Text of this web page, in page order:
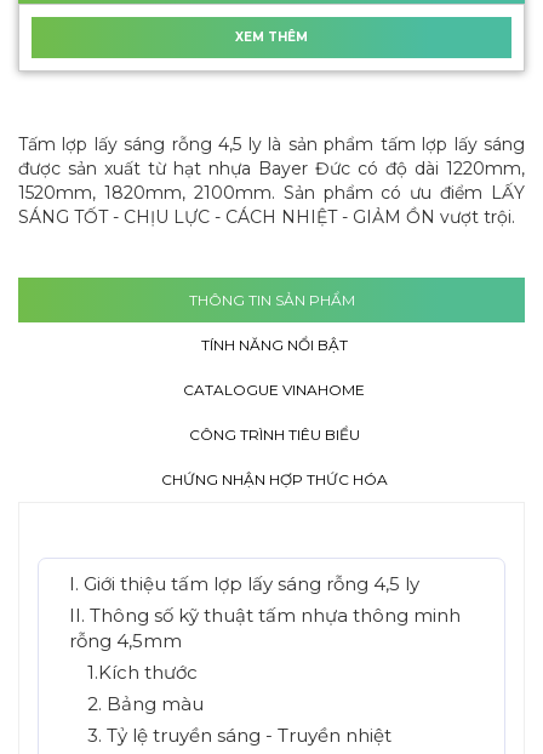
XEM THÊM
Tấm lợp lấy sáng rỗng 4,5 ly là sản phẩm tấm lợp lấy sáng
được sản xuất từ hạt nhựa Bayer Đức có độ dài 1220mm,
1520mm, 1820mm, 2100mm. Sản phẩm có ưu điểm LẤY
SÁNG TỐT - CHỊU LỰC - CÁCH NHIỆT - GIẢM ỒN vượt trội.
THÔNG TIN SẢN PHẨM
TÍNH NĂNG NỔI BẬT
CATALOGUE VINAHOME
CÔNG TRÌNH TIÊU BIỂU
CHỨNG NHẬN HỢP THỨC HÓA
I. Giới thiệu tấm lợp lấy sáng rỗng 4,5 ly
II. Thông số kỹ thuật tấm nhựa thông minh
rỗng 4,5mm
1.Kích thước
2. Bảng màu
3. Tỷ lệ truyền sáng - Truyền nhiệt